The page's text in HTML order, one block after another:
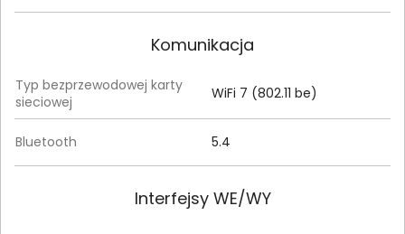
Komunikacja
Typ bezprzewodowej karty
sieciowej
WiFi 7 (802.11 be)
Bluetooth 5.4
Interfejsy WE/WY